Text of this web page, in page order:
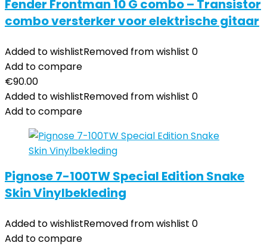
Fender Frontman 10 G combo – Transistor
combo versterker voor elektrische gitaar
Added to wishlistRemoved from wishlist 0
Add to compare
€90.00
Added to wishlistRemoved from wishlist 0
Add to compare
Pignose 7-100TW Special Edition Snake
Skin Vinylbekleding
Added to wishlistRemoved from wishlist 0
Add to compare